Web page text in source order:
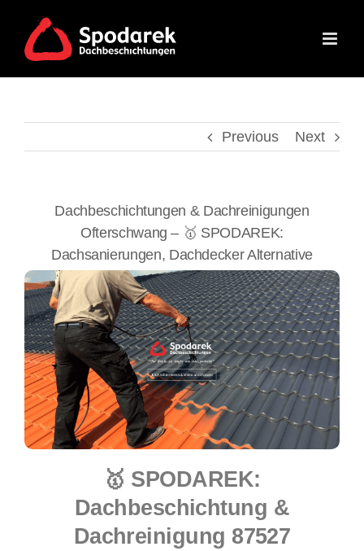
content
Previous Next
Dachbeschichtungen & Dachreinigungen
Ofterschwang – 🥇 SPODAREK:
Dachsanierungen, Dachdecker Alternative
🥇 SPODAREK:
Dachbeschichtung &
Dachreinigung 87527